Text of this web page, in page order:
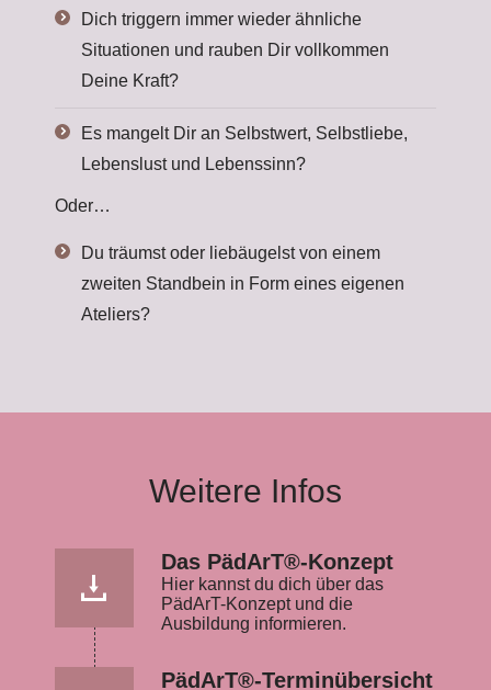
Dich triggern immer wieder ähnliche
Situationen und rauben Dir vollkommen
Deine Kraft?
Es mangelt Dir an Selbstwert, Selbstliebe,
Lebenslust und Lebenssinn?
Oder…
Du träumst oder liebäugelst von einem
zweiten Standbein in Form eines eigenen
Ateliers?
Weitere Infos
Das PädArT®-Konzept
Hier kannst du dich über das
PädArT-Konzept und die
Ausbildung informieren.
PädArT®-Terminübersicht